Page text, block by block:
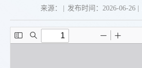
来源： 发布时间：2026-06-26